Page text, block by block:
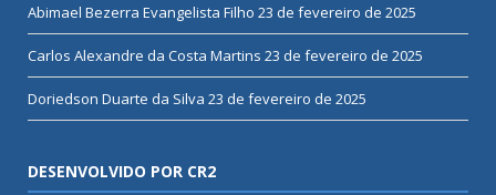
Abimael Bezerra Evangelista Filho 23 de fevereiro de 2025
Carlos Alexandre da Costa Martins 23 de fevereiro de 2025
Doriedson Duarte da Silva 23 de fevereiro de 2025
DESENVOLVIDO POR CR2